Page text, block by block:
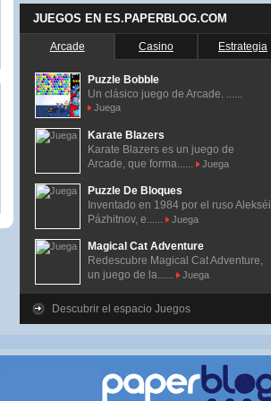
JUEGOS EN ES.PAPERBLOG.COM
Arcade Casino Estrategia
Puzzle Bobble
Un clásico juego de Arcade. ......
Juega
Karate Blazers
Karate Blazers es un juego de
Arcade, que forma......
Juega
Puzzle De Bloques
Inventado en 1984 por el ruso Alekséi
Pázhitnov, e......
Juega
Magical Cat Adventure
Redescubre Magical Cat Adventure,
un juego de la......
Juega
Descubrir el espacio Juegos